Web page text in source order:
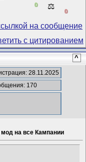
0 ⚖️
0
^
28.11.2025
170
на все Кампании